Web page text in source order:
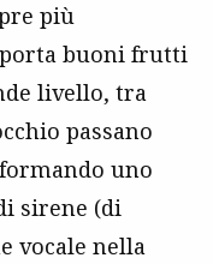
più
porta buoni frutti
livello, tra
passano
uno
sirene (di
vocale nella